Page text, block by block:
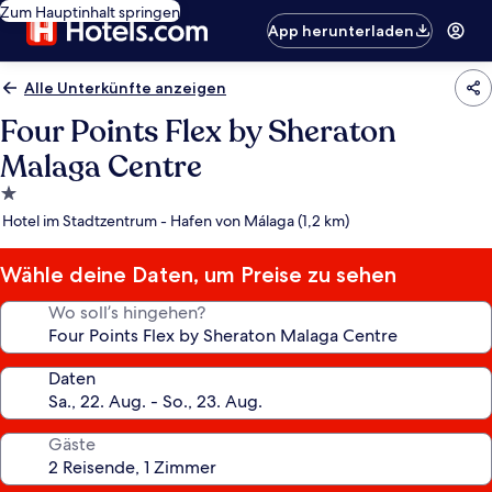
Zum Hauptinhalt springen
App herunterladen
Alle Unterkünfte anzeigen
Four Points Flex by Sheraton
Malaga Centre
1.0-
Stern-
Hotel im Stadtzentrum - Hafen von Málaga (1,2 km)
Wähle deine Daten, um Preise zu sehen
Wo soll’s hingehen?
Daten
Gäste